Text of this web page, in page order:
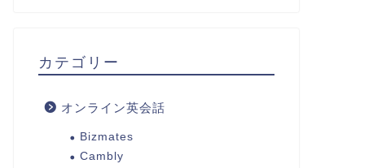
カテゴリー
オンライン英会話
Bizmates
Cambly